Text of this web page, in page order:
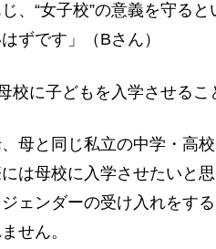
、“女子校”の意義を守る
ずです」（Bさん）
校に子どもを入学させるこ
、母と同じ私立の中学・高
は母校に入学させたいと
ェンダーの受け入れをす
せん。